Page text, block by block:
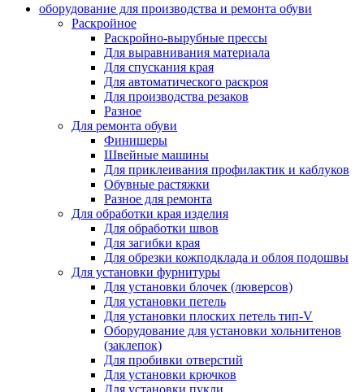
оборудование для производства и ремонта обуви
Раскройное
Раскройно-вырубные прессы
Для выравнивания материала
Для спускания края
Для автоматического раскроя
Для производства резаков
Разное
Для ремонта обуви
Финишеры
Швейные машины
Для приклеивания профилактик и каблуков
Обувные растяжки
Разное для ремонта
Для обработки края изделия
Для обработки швов
Для загибки края
Для обрезки кожподклада и облоя подошвы
Для установки фурнитуры
Для установки блочек (люверсов)
Для установки петель
Для установки плоских петель тип-V
Оборудование для установки хольнитенов
(заклепок)
Для пробивки отверстий
Для установки крючков
Для установки пукли